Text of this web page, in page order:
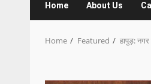
Home About Us
Home Featured हापुड़: